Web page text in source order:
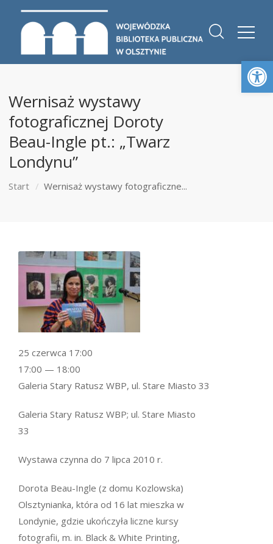
Wernisaż wystawy
fotograficznej Doroty
Beau-Ingle pt.: „Twarz
Londynu”
Start Wernisaż wystawy fotograficzne...
Galeria Stary Ratusz WBP; ul. Stare Miasto
33
Wystawa czynna do 7 lipca 2010 r.
Dorota Beau-Ingle (z domu Kozlowska)
Olsztynianka, która od 16 lat mieszka w
Londynie, gdzie ukończyła liczne kursy
fotografii, m. in. Black & White Printing,
25 czerwca 17:00
17:00 — 18:00
Galeria Stary Ratusz WBP, ul. Stare Miasto 33